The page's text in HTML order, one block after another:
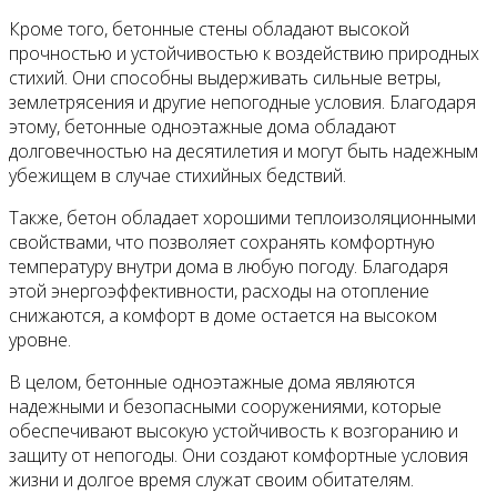
Кроме того, бетонные стены обладают высокой
прочностью и устойчивостью к воздействию природных
стихий. Они способны выдерживать сильные ветры,
землетрясения и другие непогодные условия. Благодаря
этому, бетонные одноэтажные дома обладают
долговечностью на десятилетия и могут быть надежным
убежищем в случае стихийных бедствий.
Также, бетон обладает хорошими теплоизоляционными
свойствами, что позволяет сохранять комфортную
температуру внутри дома в любую погоду. Благодаря
этой энергоэффективности, расходы на отопление
снижаются, а комфорт в доме остается на высоком
уровне.
В целом, бетонные одноэтажные дома являются
надежными и безопасными сооружениями, которые
обеспечивают высокую устойчивость к возгоранию и
защиту от непогоды. Они создают комфортные условия
жизни и долгое время служат своим обитателям.